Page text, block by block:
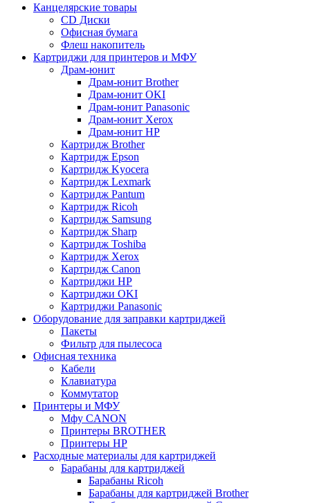
Канцелярские товары
CD Диски
Офисная бумага
Флеш накопитель
Картриджи для принтеров и МФУ
Драм-юнит
Драм-юнит Brother
Драм-юнит OKI
Драм-юнит Panasonic
Драм-юнит Xerox
Драм-юнит НР
Картридж Brother
Картридж Epson
Картридж Kyocera
Картридж Lexmark
Картридж Pantum
Картридж Ricoh
Картридж Samsung
Картридж Sharp
Картридж Toshiba
Картридж Xerox
Картридж Сanon
Картриджи HP
Картриджи OKI
Картриджи Panasonic
Оборудование для заправки картриджей
Пакеты
Фильтр для пылесоса
Офисная техника
Кабели
Клавиатура
Коммутатор
Принтеры и МФУ
Мфу CANON
Принтеры BROTHER
Принтеры HP
Расходные материалы для картриджей
Барабаны для картриджей
Барабаны Ricoh
Барабаны для картриджей Brother